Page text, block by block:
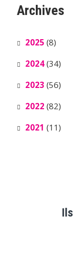
Archives
2025 (8)
2024(34)
2023 (56)
2022 (82)
2021 (11)
Ils